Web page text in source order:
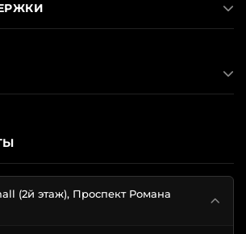
(2й этаж), Проспект Романа